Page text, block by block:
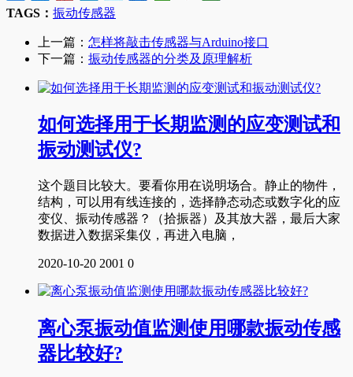
TAGS： 振动传感器
上一篇： 怎样将敲击传感器与Arduino接口
下一篇： 振动传感器的分类及原理解析
如何选择用于长期监测的应变测试和
振动测试仪?
这个题目比较大。要看你用在说明场合。静止的物件，
结构，可以用有线连接的，选择静态动态或数字化的应
变仪、振动传感器？（拾振器）及其放大器，最后大家
数据进入数据采集仪，再进入电脑，
2020-10-20 2001 0
离心泵振动值监测使用哪款振动传感
器比较好?